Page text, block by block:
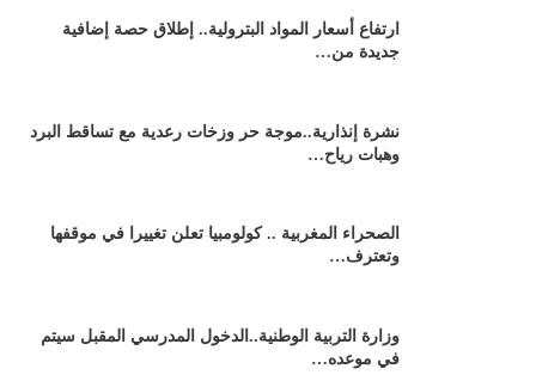
ارتفاع أسعار المواد البترولية.. إطلاق حصة إضافية
جديدة من…
نشرة إنذارية..موجة حر وزخات رعدية مع تساقط البرد
وهبات رياح…
الصحراء المغربية .. كولومبيا تعلن تغييرا في موقفها
وتعترف…
وزارة التربية الوطنية..الدخول المدرسي المقبل سیتم
في موعده…